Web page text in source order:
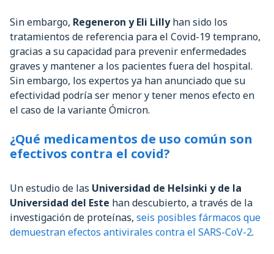
Sin embargo, Regeneron y Eli Lillyhan sido los
tratamientos de referencia para el Covid-19 temprano,
gracias a su capacidad para prevenir enfermedades
graves y mantener a los pacientes fuera del hospital.
Sin embargo, los expertos ya han anunciado que su
efectividad podría ser menor y tener menos efecto en
el caso de la variante Ómicron.
¿Qué medicamentos de uso común son
efectivos contra el covid?
Un estudio de las Universidad de Helsinki y de la
Universidad del Este han descubierto, a través de la
investigación de proteínas, seis posibles fármacos que
demuestran efectos antivirales contra el SARS-CoV-2.